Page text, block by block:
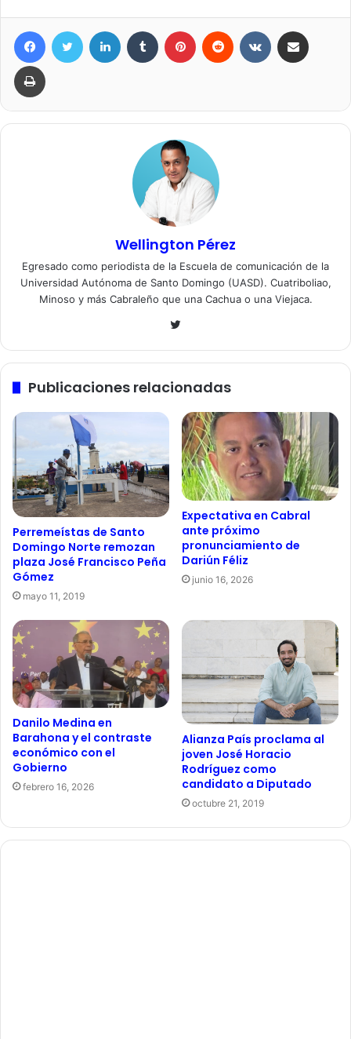
FacebookTwitter LinkedIn Tumblr Pinterest Reddit VKontakte
Imprimir
Wellington Pérez
Egresado como periodista de la Escuela de comunicación de la
Universidad Autónoma de Santo Domingo (UASD). Cuatriboliao,
Minoso y más Cabraleño que una Cachua o una Viejaca.
Twitter
Publicaciones relacionadas
Perremeístas de Santo
Domingo Norte remozan
plaza José Francisco Peña
Gómez
mayo 11, 2019
Expectativa en Cabral
ante próximo
pronunciamiento de
Dariún Féliz
junio 16, 2026
Danilo Medina en
Barahona y el contraste
económico con el
Gobierno
febrero 16, 2026
Alianza País proclama al
joven José Horacio
Rodríguez como
candidato a Diputado
octubre 21, 2019